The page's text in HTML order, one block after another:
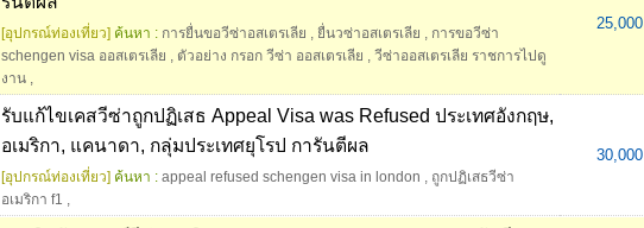
[อุปกรณ์ท่องเที่ยว] ค้นหา : การยื่นขอวีซ่าอสเตรเลีย , ยื่นวซ่าอสเตรเลีย , การขอวีซ่า
schengen visa ออสเตรเลีย , ตัวอย่าง กรอก วีซ่า ออสเตรเลีย , วีซ่าออสเตรเลีย ราชการไปดู
งาน ,
25,000
รับแก้ไขเคสวีซ่าถูกปฏิเสธ Appeal Visa was Refused ประเทศอังกฤษ,
อเมริกา, แคนาดา, กลุ่มประเทศยุโรป การันตีผล
[อุปกรณ์ท่องเที่ยว] ค้นหา : appeal refused schengen visa in london , ถูกปฏิเสธวีซ่า
อเมริกา f1 ,
30,000